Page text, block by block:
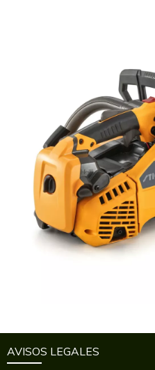
AVISOS LEGALES